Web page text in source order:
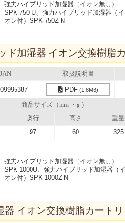
強力ハイブリッド加湿器（イオン無し）
SPK-750-U、強力ハイブリッド加湿器（イ
オン付）SPK-750Z-N
ド加湿器 イオン交換樹脂
JAN 取扱説明書
PDF (1.8MB)
商品サイズ（mm ・g ）
奥行 高さ 重量
97 60 325
強力ハイブリッド加湿器（イオン無し）
SPK-1000U、強力ハイブリッド加湿器（イ
オン付）SPK-1000Z-N
器 イオン交換樹脂カート